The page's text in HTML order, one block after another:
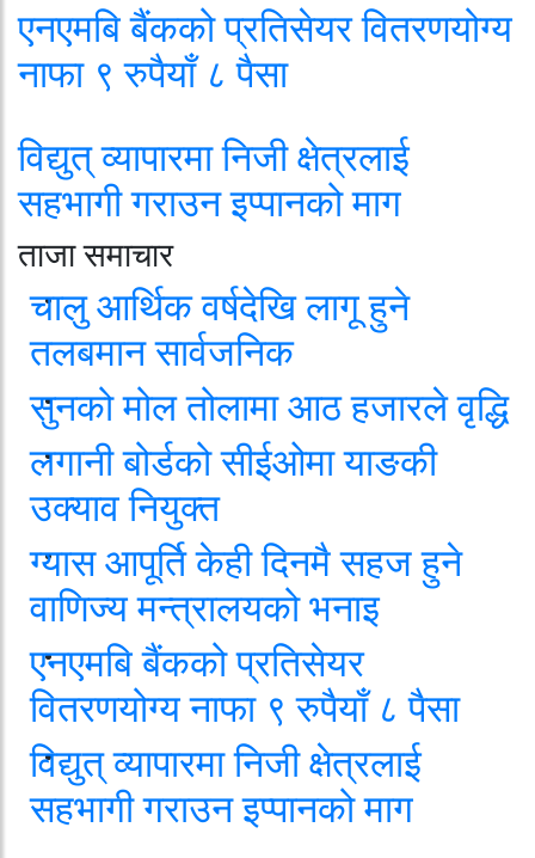
एनएमबि बैंकको प्रतिसेयर वितरणयोग्य
नाफा ९ रुपैयाँ ८ पैसा
विद्युत् व्यापारमा निजी क्षेत्रलाई
सहभागी गराउन इप्पानको माग
ताजा समाचार
चालु आर्थिक वर्षदेखि लागू हुने
तलबमान सार्वजनिक
सुनको मोल तोलामा आठ हजारले वृद्धि
लगानी बोर्डको सीईओमा याङकी
उक्याव नियुक्त
ग्यास आपूर्ति केही दिनमै सहज हुने
वाणिज्य मन्त्रालयको भनाइ
एनएमबि बैंकको प्रतिसेयर
वितरणयोग्य नाफा ९ रुपैयाँ ८ पैसा
विद्युत् व्यापारमा निजी क्षेत्रलाई
सहभागी गराउन इप्पानको माग